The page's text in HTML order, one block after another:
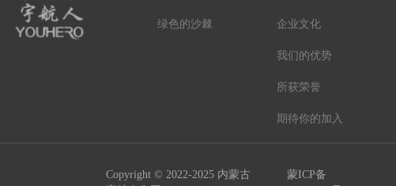
绿色的沙棘 企业文化
我们的优势
所获荣誉
期待你的加入
Copyright © 2022-2025 内蒙古
蒙ICP备